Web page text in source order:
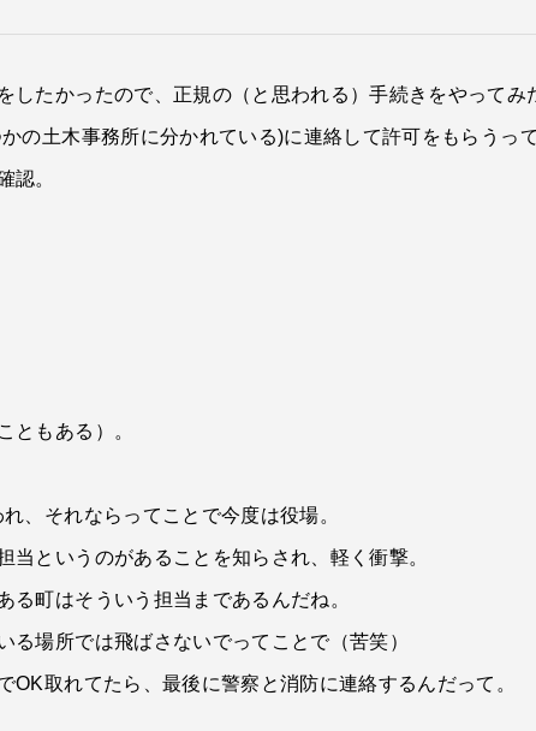
たかったので、正規の（と思われる）手続きをやってみ
の土木事務所に分かれている)に連絡して許可をもらうっ
認。
ともある）。
、それならってことで今度は役場。
というのがあることを知らされ、軽く衝撃。
町はそういう担当まであるんだね。
場所では飛ばさないでってことで（苦笑）
取れてたら、最後に警察と消防に連絡するんだって。